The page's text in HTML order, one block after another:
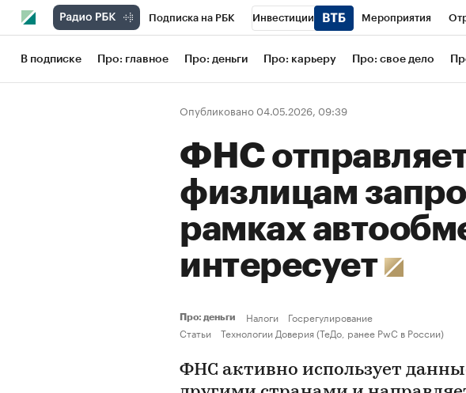
Подписка на РБК Инвестиции Мероприятия
Школа управления РБК РБК Образование
Рынок наличной валюты
В подписке Про: главное Про: деньги Про: карьеру Про: свое дело
Опубликовано 04.05.2026, 09:39
ФНС
физлицам
рамках
интересует
Про: деньги Налоги
Госрегулирование
Статьи
Технологии Доверия (ТеДо, ранее PwC в России)
ФНС активно использует